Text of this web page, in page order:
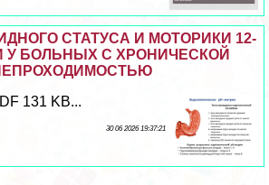
СТАТУСА И МОТОРИКИ 12-
У БОЛЬНЫХ С ХРОНИЧЕСКОЙ
131 KB...
30 06 2026 19:37:21